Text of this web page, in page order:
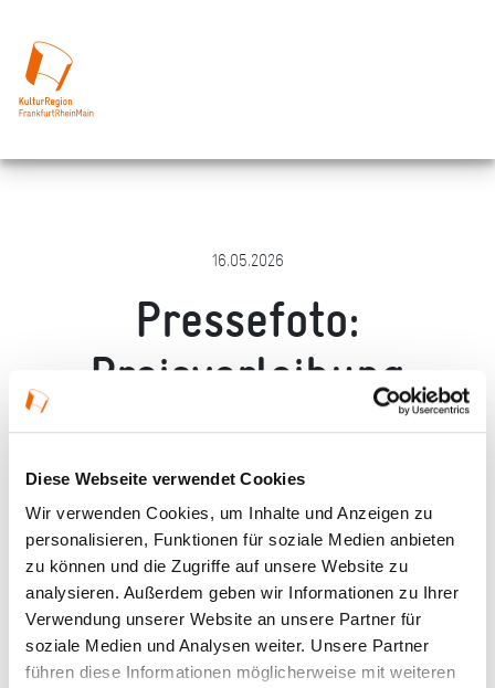
Diese Webseite verwendet Cookies
Wir verwenden Cookies, um Inhalte und Anzeigen zu
personalisieren, Funktionen für soziale Medien anbieten
zu können und die Zugriffe auf unsere Website zu
analysieren. Außerdem geben wir Informationen zu Ihrer
Verwendung unserer Website an unsere Partner für
soziale Medien und Analysen weiter. Unsere Partner
führen diese Informationen möglicherweise mit weiteren
16.05.2026
Pressefoto:
Preisverleihung
Blühende Gärten 2025
Merken Teilen Empfehlen